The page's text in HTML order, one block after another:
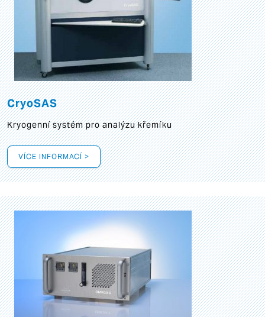
CryoSAS
Kryogenní systém pro analýzu křemíku
VÍCE INFORMACÍ >